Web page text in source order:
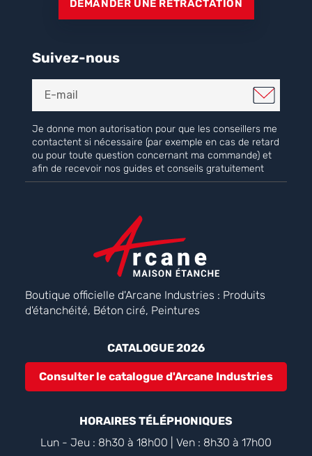
DEMANDER UNE RÉTRACTATION
Suivez-nous
Je donne mon autorisation pour que les conseillers me
contactent si nécessaire (par exemple en cas de retard
ou pour toute question concernant ma commande) et
afin de recevoir nos guides et conseils gratuitement
Boutique officielle d'Arcane Industries : Produits
d'étanchéité, Béton ciré, Peintures
CATALOGUE 2026
Consulter le catalogue d'Arcane Industries
HORAIRES TÉLÉPHONIQUES
Lun - Jeu : 8h30 à 18h00 | Ven : 8h30 à 17h00